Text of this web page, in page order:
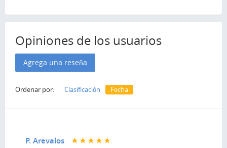
Opiniones de los usuarios
Agrega una reseña
Ordenar por: Clasificación Fecha
P. Arevalos